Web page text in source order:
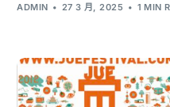
ADMIN 27 3 月, 2025 1 MIN